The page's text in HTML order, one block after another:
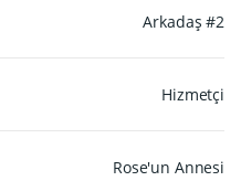
Arkadaş #2
Hizmetçi
Rose'un Annesi